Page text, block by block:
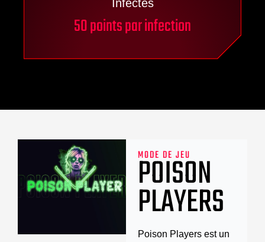
Infectés
50 points par infection
MODE DE JEU
POISON
PLAYERS
Poison Players est un